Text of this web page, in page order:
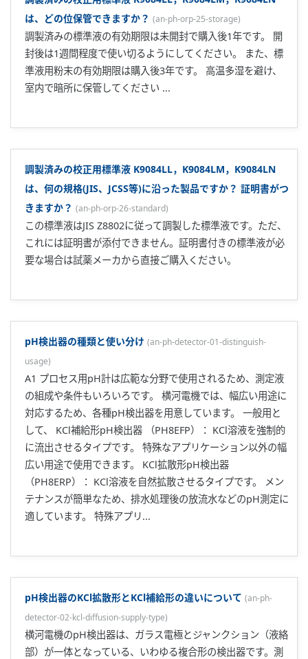
は、どの位保管できますか？ (an-ph-orp-25-storage)
調製済みの標準液の有効期限は未開封で購入後1年です。 開
封後は1週間程度で使い切るようにしてください。 また、標
準液用粉末の有効期限は購入後3年です。 高温多湿を避け、
室内で暗所に保管してください ...
調製済みの校正用標準液 K9084LL，K9084LM，K9084LN
は、何の規格(JIS、JCSS等)に沿った製品ですか？ 証明書がつ
きますか？ (an-ph-orp-26-standard)
この標準液はJIS Z8802に従って調製した標準液です。ただ、
これには証明書が添付できません。証明書付きの標準液が必
要な場合は試薬メーカから直接ご購入ください。
pH検出器の種類と使い分け (an-ph-detector-01-distinguish-
usage)
A1 プロセス用pH計は広範な分野で使用されるため、測定液
の組成や条件もいろいろです。 横河電機では、幅広い用途に
対応するため、各種pH検出器を用意しています。 一般用と
して、 KCl補給形pH検出器 （PH8EFP）： KCl溶液を強制的
に流出させるタイプです。 特殊なアプリケーション以外の幅
広い用途で使用できます。 KCl拡散形pH検出器
（PH8ERP）： KCl溶液を自然拡散させるタイプです。 メン
テナンスが簡単なため、排水処理後の放流水などのpH測定に
適しています。 特殊アプリ...
pH検出器のKCl拡散形とKCl補給形の違いについて (an-ph-
detector-02-kcl-diffusion-supply-type)
横河電機のpH検出器は、ガラス電極とジャンクション（液絡
部）が一体となっている、いわゆる複合形の検出器です。測